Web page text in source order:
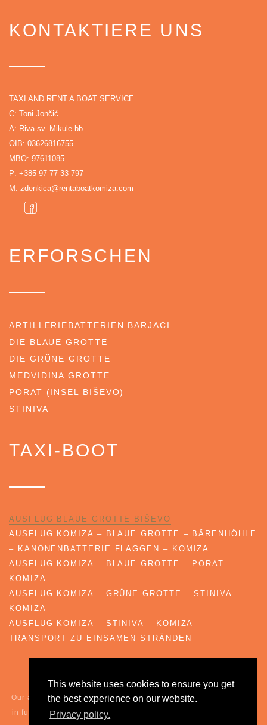
This website uses cookies to ensure you get
the best experience on our website.
Privacy policy.
KONTAKTIERE UNS
TAXI AND RENT A BOAT SERVICE
C: Toni Jončić
A: Riva sv. Mikule bb
OIB: 03626816755
MBO: 97611085
P: +385 97 77 33 797
M: zdenkica@rentaboatkomiza.com
ERFORSCHEN
ARTILLERIEBATTERIEN BARJACI
DIE BLAUE GROTTE
DIE GRÜNE GROTTE
MEDVIDINA GROTTE
PORAT (INSEL BIŠEVO)
STINIVA
TAXI-BOOT
AUSFLUG BLAUE GROTTE BIŠEVO
AUSFLUG KOMIZA – BLAUE GROTTE – BÄRENHÖHLE
– KANONENBATTERIE FLAGGEN – KOMIZA
AUSFLUG KOMIZA – BLAUE GROTTE – PORAT –
KOMIZA
AUSFLUG KOMIZA – GRÜNE GROTTE – STINIVA –
KOMIZA
AUSFLUG KOMIZA – STINIVA – KOMIZA
TRANSPORT ZU EINSAMEN STRÄNDEN
Our agency reserves the right to change the prices (eg. changes
in fuel prices, a smaller number of passengers in the group, and